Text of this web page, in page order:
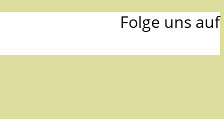
Folge uns auf